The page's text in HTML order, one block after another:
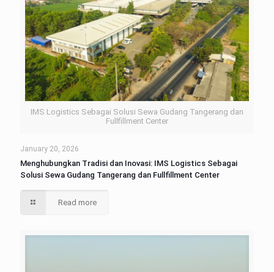
IMS Logistics Sebagai Solusi Sewa Gudang Tangerang dan
Fullfillment Center
January 20, 2026
Menghubungkan Tradisi dan Inovasi: IMS Logistics Sebagai
Solusi Sewa Gudang Tangerang dan Fullfillment Center
Read more